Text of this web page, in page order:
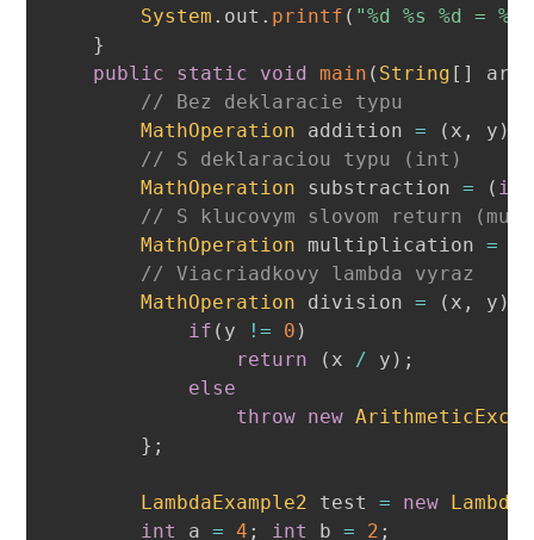
System . out . printf ( "%d %s %d =
}
public
static void main ( String [ ]
args
// Bez deklaracie typu
MathOperation addition = ( x , y )
// S deklaraciou typu (int)
MathOperation substraction = ( int
// S klucovym slovom return
MathOperation multiplication =
// Viacriadkovy lambda vyraz
MathOperation division = ( x , y )
if ( y != 0 )
return
( x / y ) ;
else
throw new
} ;
LambdaExample2 test = new
int
a = 4 ; int b = 2 ;